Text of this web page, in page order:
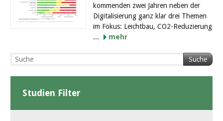
kommenden zwei Jahren neben der
Digitalisierung ganz klar drei Themen
im Fokus: Leichtbau, CO2-Reduzierung
...
mehr
Suche
Studien Filter